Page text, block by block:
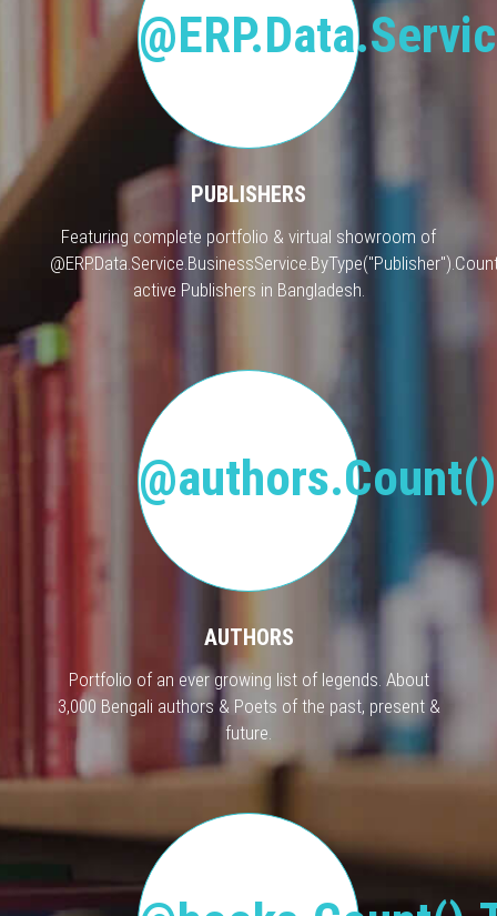
PUBLISHERS
Featuring complete portfolio & virtual showroom of
active Publishers in Bangladesh.
AUTHORS
Portfolio of an ever growing list of legends. About
3,000 Bengali authors & Poets of the past, present &
future.